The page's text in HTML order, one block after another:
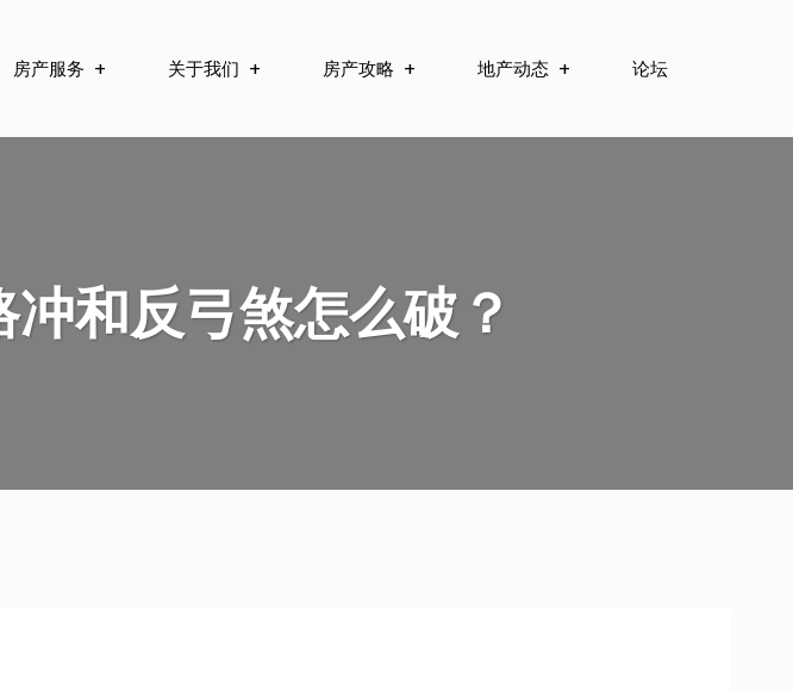
房产服务 关于我们 房产攻略 地产动态 论坛
和反弓煞怎么破？